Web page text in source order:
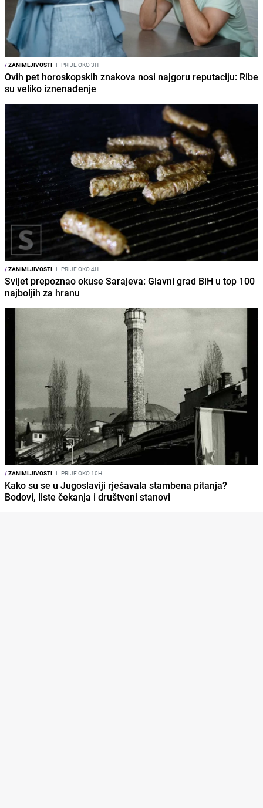
/ZANIMLJIVOSTI I PRIJE OKO 3H
Ovih pet horoskopskih znakova nosi najgoru reputaciju: Ribe
su veliko iznenađenje
/ZANIMLJIVOSTI I PRIJE OKO 4H
Svijet prepoznao okuse Sarajeva: Glavni grad BiH u top 100
najboljih za hranu
/ZANIMLJIVOSTI I PRIJE OKO 10H
Kako su se u Jugoslaviji rješavala stambena pitanja?
Bodovi, liste čekanja i društveni stanovi